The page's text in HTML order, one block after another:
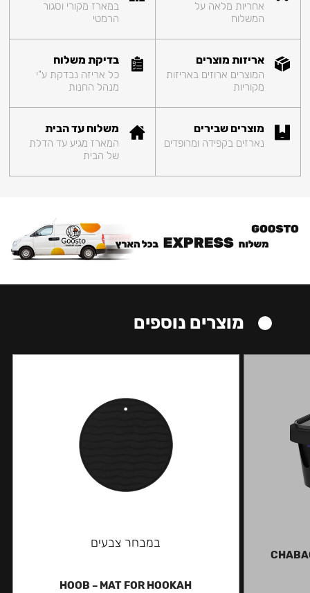
אחריות מלאה על
המשלוח
במארז מקורי וסגור
הרמטי
אריזות מוצרים
המוצרים ארוזים באריזות
מקוריות
בדיקת משלוח
כל אריזה נבדקת ע"י
מנהל החנות
מוצרים שבירים
נארזים בקפידה ומרופדים
משלוח עד הבית
המארז מגיע עד הדלת
של הבית
מוצרים נוספים
במבחר צבעים
HOOB – MAT FOR HOOKAH